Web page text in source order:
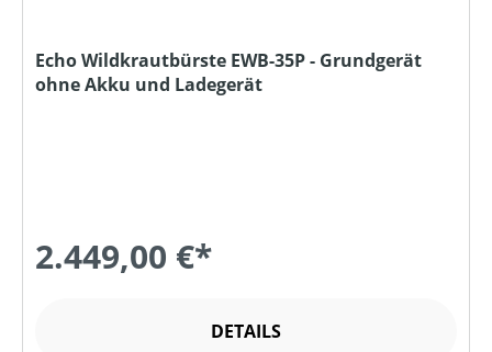
Echo Wildkrautbürste EWB-35P - Grundgerät
ohne Akku und Ladegerät
2.449,00 €*
DETAILS